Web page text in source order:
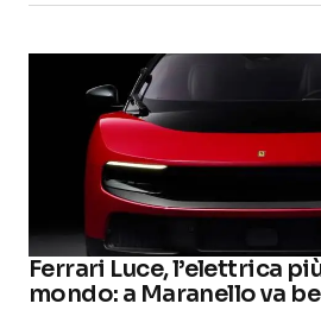
Ferrari Luce, l’elettrica
mondo: a Maranello va